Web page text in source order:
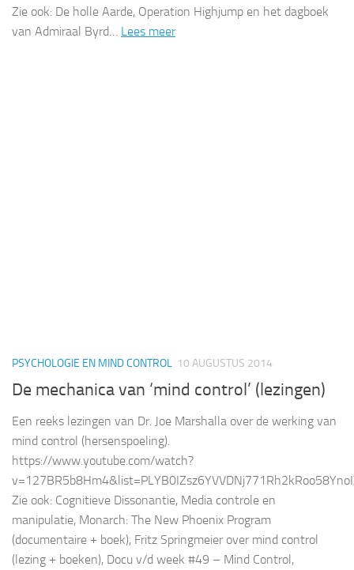
Zie ook: De holle Aarde, Operation Highjump en het dagboek
van Admiraal Byrd… Lees meer
PSYCHOLOGIE EN MIND CONTROL 10 AUGUSTUS 2014
De mechanica van ‘mind control’ (lezingen)
Een reeks lezingen van Dr. Joe Marshalla over de werking van
mind control (hersenspoeling).
https://www.youtube.com/watch?
Zie ook: Cognitieve Dissonantie, Media controle en
manipulatie, Monarch: The New Phoenix Program
(documentaire + boek), Fritz Springmeier over mind control
(lezing + boeken), Docu v/d week #49 – Mind Control,